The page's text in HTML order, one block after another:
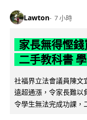
Lawton 7 小時
家長無得慳
二手教科書
社福界立法會議員陳文
遠超通漲，令家長難以
令學生無法完成功課，